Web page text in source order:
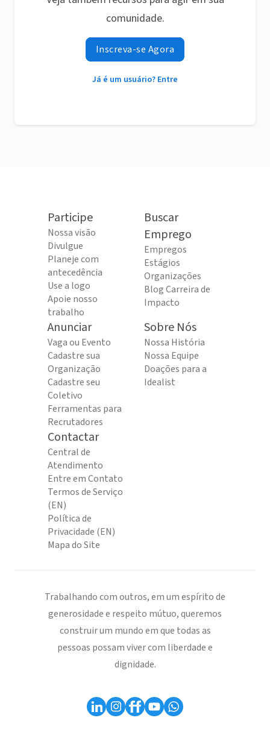
comunidade.
Inscreva-se Agora
Já é um usuário? Entre
Participe
Nossa visão
Divulgue
Planeje com
antecedência
Use a logo
Apoie nosso
trabalho
Buscar
Emprego
Empregos
Estágios
Organizações
Blog Carreira de
Impacto
Anunciar
Vaga ou Evento
Cadastre sua
Organização
Cadastre seu
Coletivo
Ferramentas para
Recrutadores
Sobre Nós
Nossa História
Nossa Equipe
Doações para a
Idealist
Contactar
Central de
Atendimento
Entre em Contato
Termos de Serviço
(EN)
Política de
Privacidade (EN)
Mapa do Site
Trabalhando com outros, em um espírito de
generosidade e respeito mútuo, queremos
construir um mundo em que todas as
pessoas possam viver com liberdade e
dignidade.